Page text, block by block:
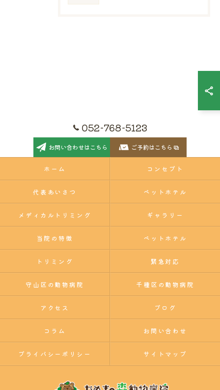
052-768-5123
お問い合わせはこちら ご予約はこちら
ホーム コンセプト
代表あいさつ ペットホテル
メディカルトリミング ギャラリー
当院の特徴 ペットホテル
トリミング 緊急対応
守山区の動物病院 千種区の動物病院
アクセス ブログ
コラム お問い合わせ
プライバシーポリシー サイトマップ